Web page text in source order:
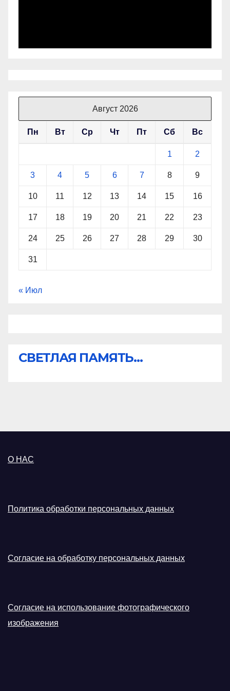
Август 2026
Пн Вт Ср Чт Пт Сб Вс
1 2
3 4 5 6 7 8 9
10 11 12 13 14 15 16
17 18 19 20 21 22 23
24 25 26 27 28 29 30
31
« Июл
СВЕТЛАЯ ПАМЯТЬ...
О НАС
Политика обработки персональных данных
Согласие на обработку персональных данных
Согласие на использование фотографического
изображения